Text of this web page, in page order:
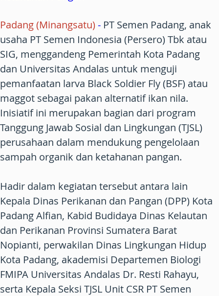
Padang (Minangsatu) - PT Semen Padang, anak
usaha PT Semen Indonesia (Persero) Tbk atau
SIG, menggandeng Pemerintah Kota Padang
dan Universitas Andalas untuk menguji
pemanfaatan larva Black Soldier Fly (BSF) atau
maggot sebagai pakan alternatif ikan nila.
Inisiatif ini merupakan bagian dari program
Tanggung Jawab Sosial dan Lingkungan (TJSL)
perusahaan dalam mendukung pengelolaan
sampah organik dan ketahanan pangan.
Hadir dalam kegiatan tersebut antara lain
Kepala Dinas Perikanan dan Pangan (DPP) Kota
Padang Alfian, Kabid Budidaya Dinas Kelautan
dan Perikanan Provinsi Sumatera Barat
Nopianti, perwakilan Dinas Lingkungan Hidup
Kota Padang, akademisi Departemen Biologi
FMIPA Universitas Andalas Dr. Resti Rahayu,
serta Kepala Seksi TJSL Unit CSR PT Semen